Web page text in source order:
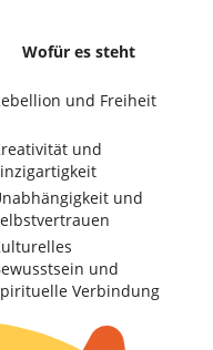
Wofür es steht
und Freiheit
und
und
und
Verbindung